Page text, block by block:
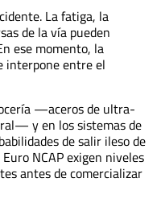
La fatiga, la
de la vía pueden
ese momento, la
interpone entre el
—aceros de ultra-
y en los sistemas de
de salir ileso de
NCAP exigen niveles
antes de comercializar